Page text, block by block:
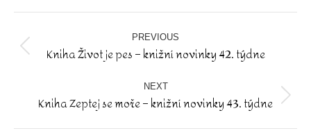
Post
navigation PREVIOUS
Previous
Kniha Život je pes – knižní novinky 42. týdne
NEXT
Next
Kniha Zeptej se moře – knižní novinky 43. týdne